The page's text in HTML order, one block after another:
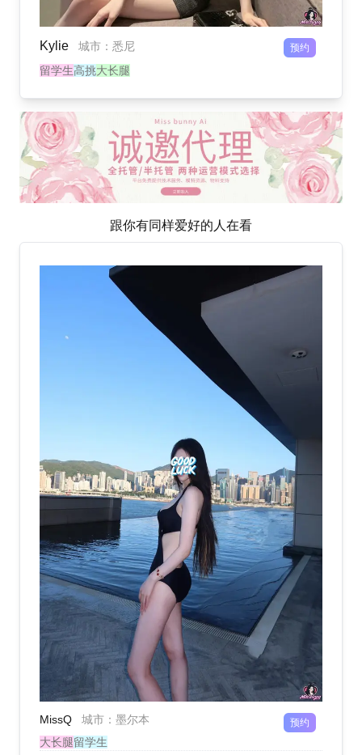
Kylie 城市 ： 悉尼 预约
留学生高挑大长腿
跟你有同样爱好的人在看
MissQ 城市 ： 墨尔本 预约
大长腿留学生